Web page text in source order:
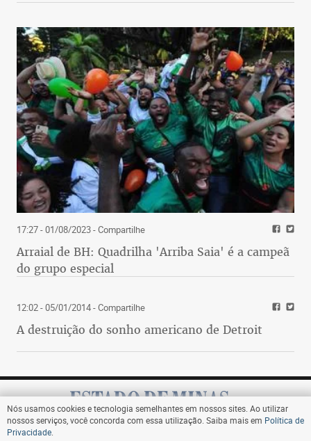
Nós usamos cookies e tecnologia semelhantes em nossos sites. Ao utilizar
nossos serviços, você concorda com essa utilização. Saiba mais em Política de
Privacidade
PINGA FOGO
E como tudo na política nacional tem um
detalhe sobre o ministro da Economia, Paulo
Guedes. Ele se graduou economista aqui
Universidade Federal de Minas Gerais
(UFMG). E chegou a ser banqueiro, já que foi
um dos fundadores do Banco Pactual.
E tem mais do senador Fernando Collor, que
considera ainda que a recuperação da
recuo da pandemia, e, “para isso, só havendo
vacina no braço, comida no prato e carteira
Em conversa com apoiadores em frente ao
Palácio da Alvorada, Bolsonaro afirmou que os
protestos tiveram “pouca gente” porque
17:27 - 01/08/2023- Compartilhe
Arraial de BH: Quadrilha 'Arriba Saia' é a campeã
do grupo especial
12:02 - 05/01/2014- Compartilhe
A destruição do sonho americano de Detroit